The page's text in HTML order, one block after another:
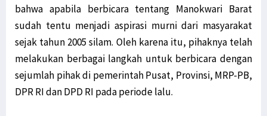
bahwa apabila berbicara tentang Manokwari Barat
sudah tentu menjadi aspirasi murni dari masyarakat
sejak tahun 2005 silam. Oleh karena itu, pihaknya telah
melakukan berbagai langkah untuk berbicara dengan
sejumlah pihak di pemerintah Pusat, Provinsi, MRP-PB,
DPR RI dan DPD RI pada periode lalu.